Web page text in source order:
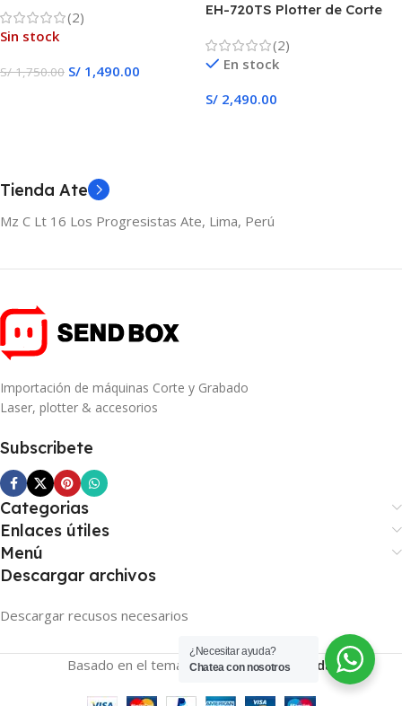
(2)
Sin stock
S/1,750.00 S/ 1,490.00
EH-720TS Plotter de Corte
(2)
En stock
S/ 2,490.00
Tienda Ate
Mz C Lt 16 Los Progresistas Ate, Lima, Perú
Importación de máquinas Corte y Grabado
Laser, plotter & accesorios
Subscribete
Categorias
Enlaces útiles
Menú
Descargar archivos
Descargar recusos necesarios
Basado en el tema SENDBOX2026Tienda
¿Necesitar ayuda?
Chatea con nosotros